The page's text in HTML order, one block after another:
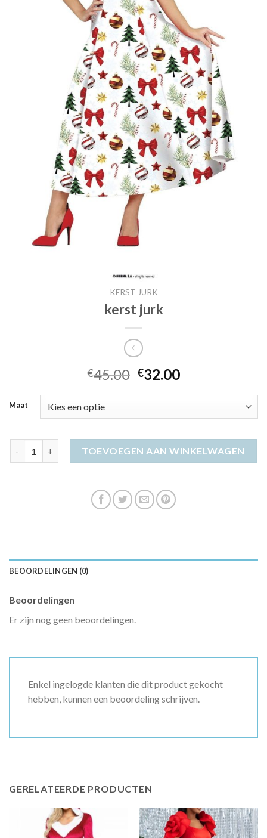
KERST JURK
kerst jurk
€45.00 €32.00
Maat
TOEVOEGEN AAN WINKELWAGEN
BEOORDELINGEN (0)
Beoordelingen
Er zijn nog geen beoordelingen.
Enkel ingelogde klanten die dit product gekocht
hebben, kunnen een beoordeling schrijven.
GERELATEERDE PRODUCTEN